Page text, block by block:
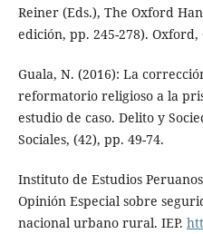
Reiner (Eds.), The Oxford
edición, pp. 245-278).
Guala, N. (2016): La
reformatorio religioso a la
estudio de caso. Delito y
Sociales, (42), pp. 49-74.
Instituto de Estudios
Opinión Especial sobre
nacional urbano rural. IEP.